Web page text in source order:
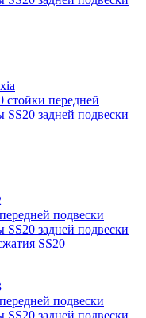
стойки передней
SS20 задней подвески
подвески
SS20 задней подвески
SS20
подвески
SS20 задней подвески